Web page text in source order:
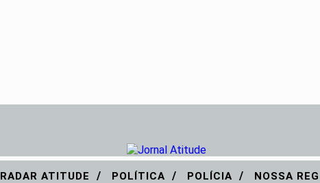
RADAR ATITUDE / POLÍTICA / POLÍCIA / NOSSA